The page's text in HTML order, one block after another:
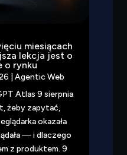
miesiącach
lekcja jest o
o rynku
Agentic Web
Atlas 9 sierpnia
żeby zapytać,
okazała
— i dlaczego
z produktem. 9